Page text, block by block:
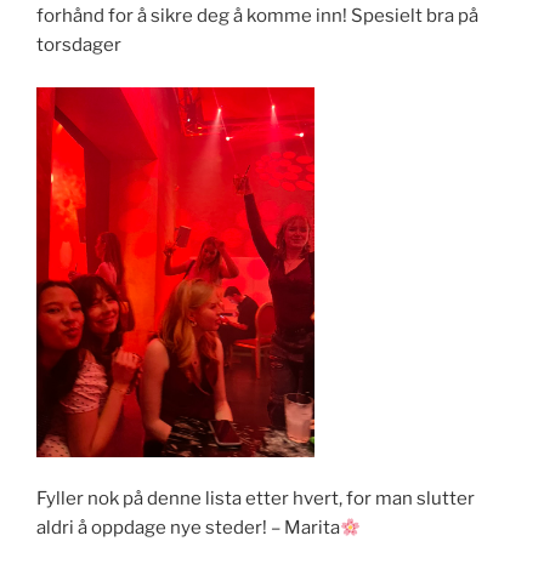
forhånd for å sikre deg å komme inn! Spesielt bra på
torsdager
Fyller nok på denne lista etter hvert, for man slutter
aldri å oppdage nye steder! – Marita